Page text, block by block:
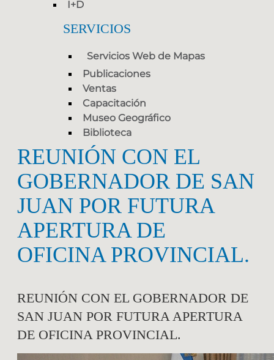
I+D
SERVICIOS
Servicios Web de Mapas
Publicaciones
Ventas
Capacitación
Museo Geográfico
Biblioteca
REUNIÓN CON EL
GOBERNADOR DE SAN
JUAN POR FUTURA
APERTURA DE
OFICINA PROVINCIAL.
REUNIÓN CON EL GOBERNADOR DE
SAN JUAN POR FUTURA APERTURA
DE OFICINA PROVINCIAL.